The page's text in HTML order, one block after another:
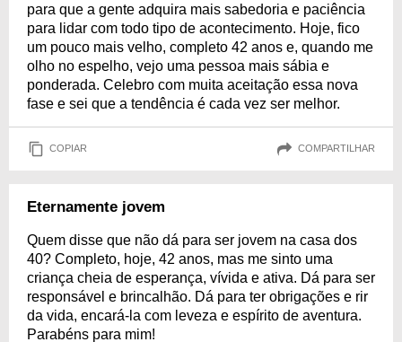
para que a gente adquira mais sabedoria e paciência
para lidar com todo tipo de acontecimento. Hoje, fico
um pouco mais velho, completo 42 anos e, quando me
olho no espelho, vejo uma pessoa mais sábia e
ponderada. Celebro com muita aceitação essa nova
fase e sei que a tendência é cada vez ser melhor.
COPIAR COMPARTILHAR
Eternamente jovem
Quem disse que não dá para ser jovem na casa dos
40? Completo, hoje, 42 anos, mas me sinto uma
criança cheia de esperança, vívida e ativa. Dá para ser
responsável e brincalhão. Dá para ter obrigações e rir
da vida, encará-la com leveza e espírito de aventura.
Parabéns para mim!